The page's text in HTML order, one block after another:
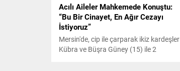
Acılı Aileler Mahkemede Konuştu:
“Bu Bir Cinayet, En Ağır Cezayı
İstiyoruz”
Mersin'de, cip ile çarparak ikiz kardeşler
Kübra ve Büşra Güney (15) ile 2